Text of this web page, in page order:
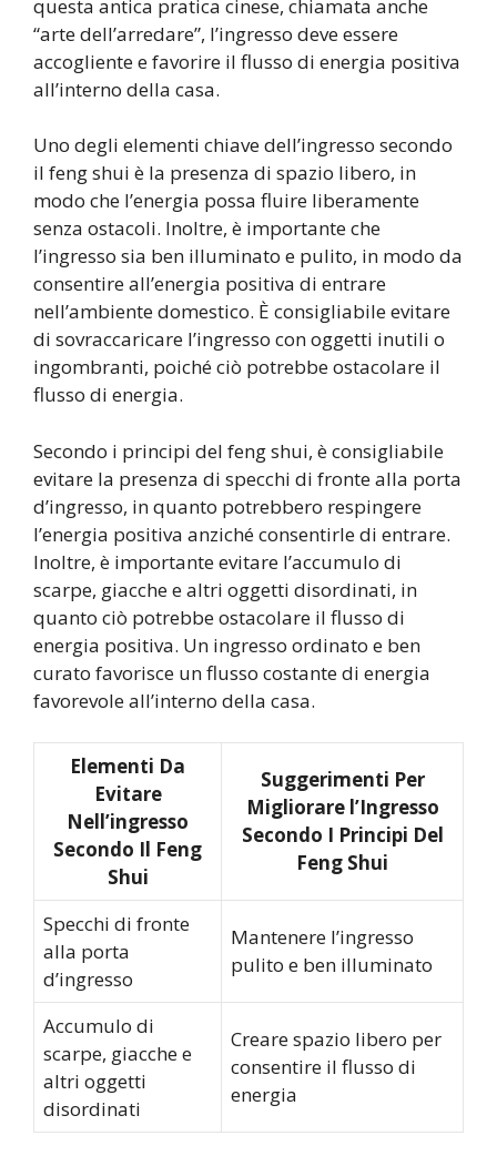
questa antica pratica cinese, chiamata anche
“arte dell’arredare”, l’ingresso deve essere
accogliente e favorire il flusso di energia positiva
all’interno della casa.
Uno degli elementi chiave dell’ingresso secondo
il feng shui è la presenza di spazio libero, in
modo che l’energia possa fluire liberamente
senza ostacoli. Inoltre, è importante che
l’ingresso sia ben illuminato e pulito, in modo da
consentire all’energia positiva di entrare
nell’ambiente domestico. È consigliabile evitare
di sovraccaricare l’ingresso con oggetti inutili o
ingombranti, poiché ciò potrebbe ostacolare il
flusso di energia.
Secondo i principi del feng shui, è consigliabile
evitare la presenza di specchi di fronte alla porta
d’ingresso, in quanto potrebbero respingere
l’energia positiva anziché consentirle di entrare.
Inoltre, è importante evitare l’accumulo di
scarpe, giacche e altri oggetti disordinati, in
quanto ciò potrebbe ostacolare il flusso di
energia positiva. Un ingresso ordinato e ben
curato favorisce un flusso costante di energia
favorevole all’interno della casa.
Elementi Da
Evitare
Nell’ingresso
Secondo Il Feng
Shui
Suggerimenti Per
Migliorare l’Ingresso
Secondo I Principi Del
Feng Shui
Specchi di fronte
alla porta
d’ingresso
Mantenere l’ingresso
pulito e ben illuminato
Accumulo di
scarpe, giacche e
altri oggetti
disordinati
Creare spazio libero per
consentire il flusso di
energia